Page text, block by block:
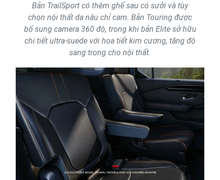
Bản TrailSport có thêm ghế sau có sưởi và tùy
chọn nội thất da nâu chỉ cam. Bản Touring được
bổ sung camera 360 độ, trong khi bản Elite sở hữu
chi tiết ultra-suede với họa tiết kim cương, tăng độ
sang trọng cho nội thất.